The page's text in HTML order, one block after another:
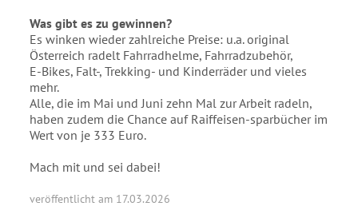
Was gibt es zu gewinnen?
Es winken wieder zahlreiche Preise: u.a. original
Österreich radelt Fahrradhelme, Fahrradzubehör,
E-Bikes, Falt-, Trekking- und Kinderräder und vieles
mehr.
Alle, die im Mai und Juni zehn Mal zur Arbeit radeln,
haben zudem die Chance auf Raiffeisen-sparbücher im
Wert von je 333 Euro.
Mach mit und sei dabei!
veröffentlicht am 17.03.2026